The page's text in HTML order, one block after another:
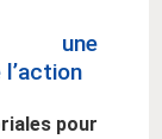
: une
pour